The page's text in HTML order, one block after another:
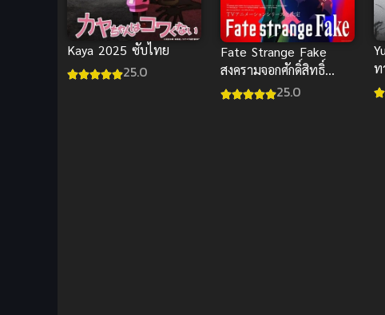
Kaya 2025 ซับไทย
25.0
Fate Strange Fake
สงครามจอกศักดิ์สิทธิ์
ปลอม ซับไทย
25.0
ท
ซั